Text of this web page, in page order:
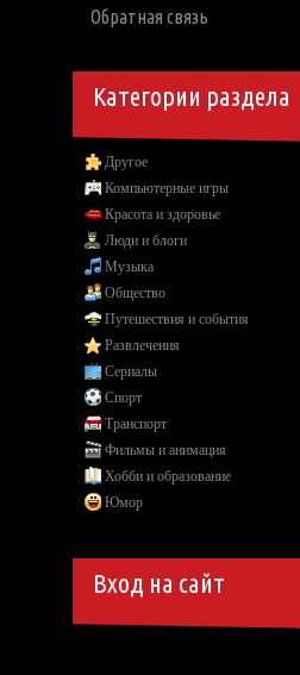
Обратная связь
Категории раздела
Другое
Компьютерные игры
Красота и здоровье
Люди и блоги
Музыка
Общество
Путешествия и события
Развлечения
Сериалы
Спорт
Транспорт
Фильмы и анимация
Хобби и образование
Юмор
Вход на сайт